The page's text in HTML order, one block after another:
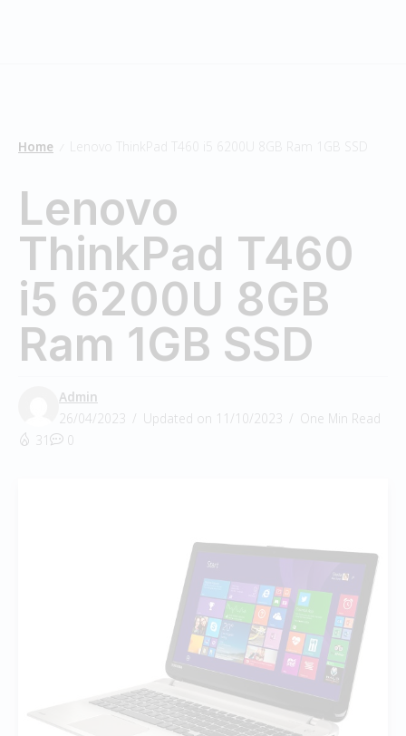
Home Lenovo ThinkPad T460 i5 6200U 8GB Ram 1GB SSD
Lenovo
ThinkPad T460
i5 6200U 8GB
Ram 1GB SSD
Admin
26/04/2023
Updated on 11/10/2023
One Min Read
31
0